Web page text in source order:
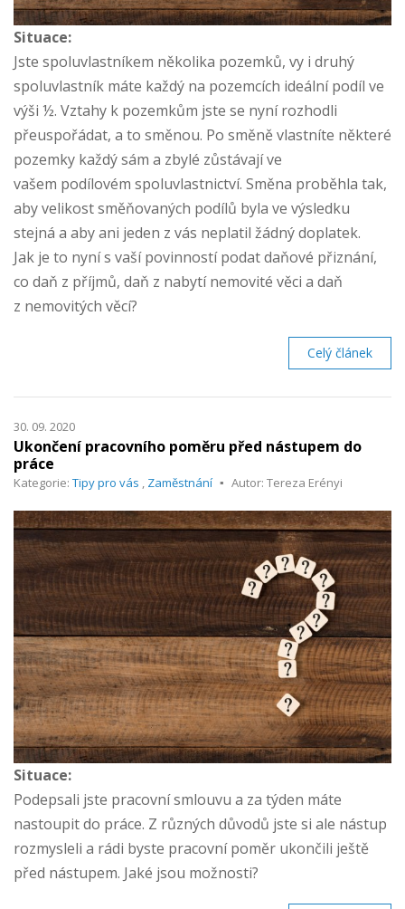
Situace:
Jste spoluvlastníkem několika pozemků, vy i druhý
spoluvlastník máte každý na pozemcích ideální podíl ve
výši ½. Vztahy k pozemkům jste se nyní rozhodli
přeuspořádat, a to směnou. Po směně vlastníte některé
pozemky každý sám a zbylé zůstávají ve
vašem podílovém spoluvlastnictví. Směna proběhla tak,
aby velikost směňovaných podílů byla ve výsledku
stejná a aby ani jeden z vás neplatil žádný doplatek.
Jak je to nyní s vaší povinností podat daňové přiznání,
co daň z příjmů, daň z nabytí nemovité věci a daň
z nemovitých věcí?
Celý článek
30. 09. 2020
Ukončení pracovního poměru před nástupem do
práce
Kategorie: Tipy pro vás , Zaměstnání Autor: Tereza Erényi
Situace:
Podepsali jste pracovní smlouvu a za týden máte
nastoupit do práce. Z různých důvodů jste si ale nástup
rozmysleli a rádi byste pracovní poměr ukončili ještě
před nástupem. Jaké jsou možnosti?